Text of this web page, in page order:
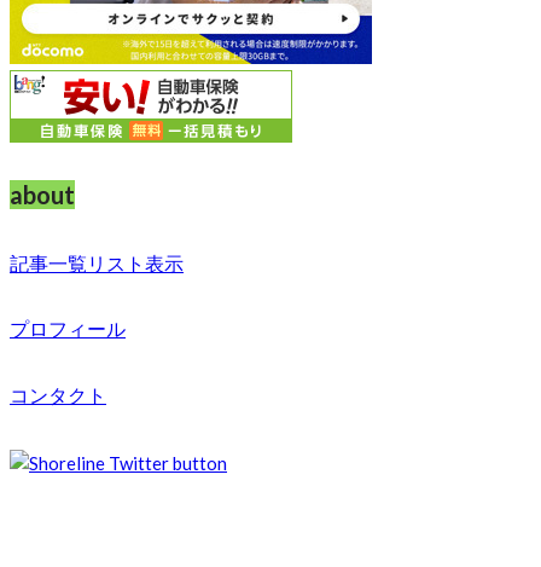
about
記事一覧リスト表示
プロフィール
コンタクト